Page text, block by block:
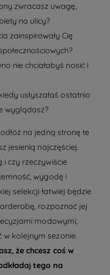
zwracasz uwagę,
na ulicy?
zainspirowały Cię
nie chciałabyś nosić i
usłyszałaś ostatnio
wyglądasz?
na jedną stronę te
jesienią najczęściej.
czy rzeczywiście
wygodę i
selekcji łatwiej będzie
rozpoznać jej
modowymi,
kolejnym sezonie.
że chcesz coś w
tego na